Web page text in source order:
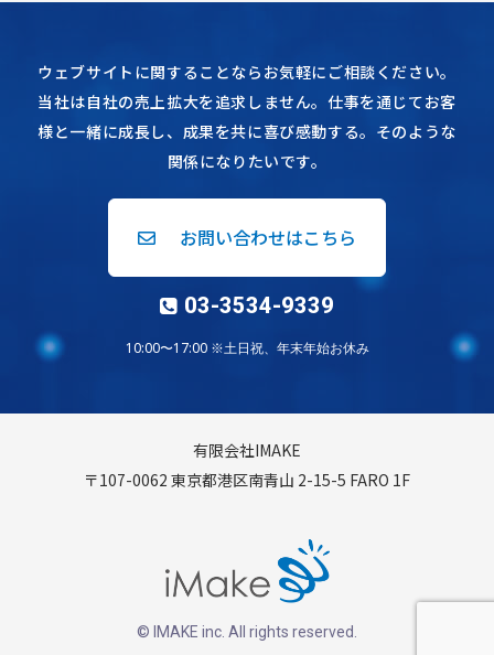
ウェブサイトに関することならお気軽にご相談ください。
当社は自社の売上拡大を追求しません。仕事を通じてお客
様と一緒に成長し、成果を共に喜び感動する。そのような
関係になりたいです。
お問い合わせはこちら
03-3534-9339
10:00〜17:00 ※土日祝、年末年始お休み
有限会社IMAKE
〒107-0062 東京都港区南青山 2-15-5 FARO 1F
© IMAKE inc. All rights reserved.